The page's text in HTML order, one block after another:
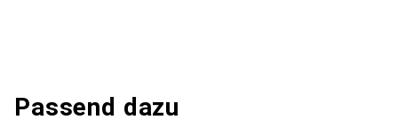
Passend dazu